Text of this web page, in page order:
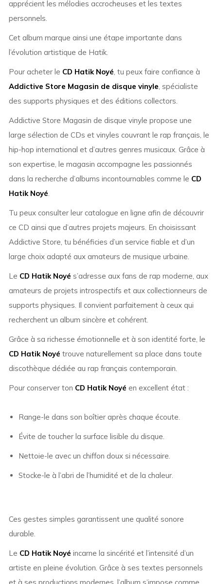
apprécient les mélodies accrocheuses et les textes
personnels.
Cet album marque ainsi une étape importante dans
l’évolution artistique de Hatik.
Pour acheter le CD Hatik Noyé, tu peux faire confiance à
Addictive Store Magasin de disque vinyle, spécialiste
des supports physiques et des éditions collectors.
Addictive Store Magasin de disque vinyle propose une
large sélection de CDs et vinyles couvrant le rap français, le
hip-hop international et d’autres genres musicaux. Grâce à
son expertise, le magasin accompagne les passionnés
dans la recherche d’albums incontournables comme le CD
Hatik Noyé.
Tu peux consulter leur catalogue en ligne afin de découvrir
ce CD ainsi que d’autres projets majeurs. En choisissant
Addictive Store, tu bénéficies d’un service fiable et d’un
large choix adapté aux amateurs de musique urbaine.
Le CD Hatik Noyé s’adresse aux fans de rap moderne, aux
amateurs de projets introspectifs et aux collectionneurs de
supports physiques. Il convient parfaitement à ceux qui
recherchent un album sincère et cohérent.
Grâce à sa richesse émotionnelle et à son identité forte, le
CD Hatik Noyé trouve naturellement sa place dans toute
discothèque dédiée au rap français contemporain.
Pour conserver ton CD Hatik Noyé en excellent état :
Range-le dans son boîtier après chaque écoute.
Évite de toucher la surface lisible du disque.
Nettoie-le avec un chiffon doux si nécessaire.
Stocke-le à l’abri de l’humidité et de la chaleur.
Ces gestes simples garantissent une qualité sonore
durable.
Le CD Hatik Noyé incarne la sincérité et l’intensité d’un
artiste en pleine évolution. Grâce à ses textes personnels